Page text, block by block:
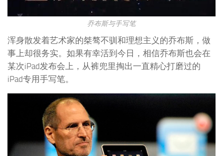
乔布斯与手写笔
浑身散发着艺术家的桀骜不驯和理想主义的乔布斯，做
事上却很务实。如果有幸活到今日，相信乔布斯也会在
某次iPad发布会上，从裤兜里掏出一直精心打磨过的
iPad专用手写笔。